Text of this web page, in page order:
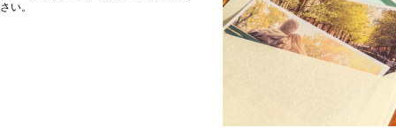
さい。